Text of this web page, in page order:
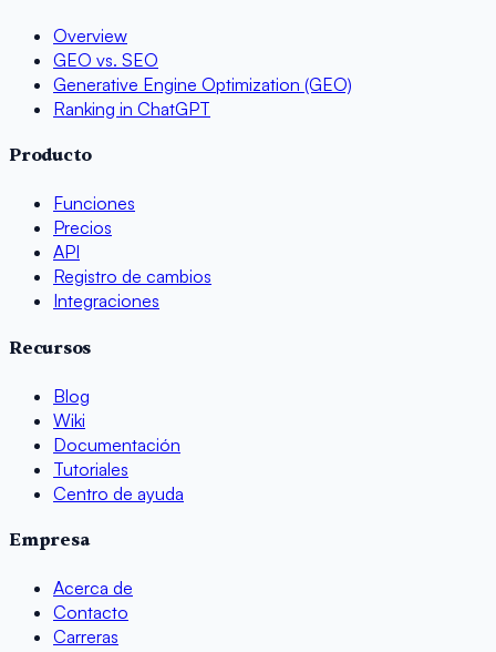
Overview
GEO vs. SEO
Generative Engine Optimization (GEO)
Ranking in ChatGPT
Producto
Funciones
Precios
API
Registro de cambios
Integraciones
Recursos
Blog
Wiki
Documentación
Tutoriales
Centro de ayuda
Empresa
Acerca de
Contacto
Carreras